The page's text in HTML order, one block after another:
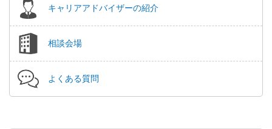
キャリアアドバイザーの紹介
相談会場
よくある質問